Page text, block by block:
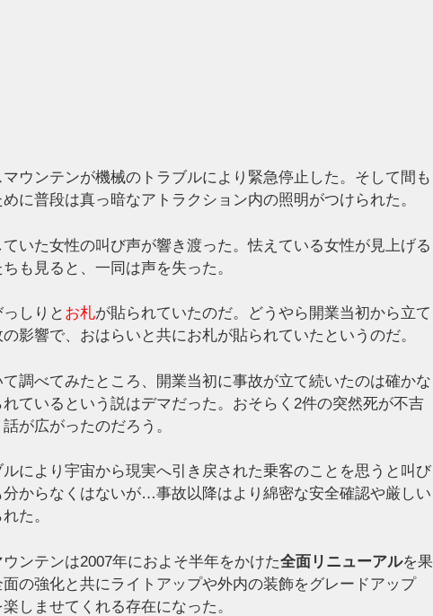
ウンテンが機械のトラブルにより緊急停止した。そして間も
に普段は真っ暗なアトラクション内の照明がつけられた。
いた女性の叫び声が響き渡った。怯えている女性が見上げる
も見ると、一同は声を失った。
しりと お札が貼られていたのだ。どうやら開業当初から立て
影響で、おはらいと共にお札が貼られていたというのだ。
調べてみたところ、開業当初に事故が立て続いたのは確かな
れているという説はデマだった。おそらく2件の突然死が不吉
が広がったのだろう。
ルにより宇宙から現実へ引き戻された乗客のことを思うと叫び
分からなくはないが…事故以降はより綿密な安全確認や厳しい
た。
ンテンは2007年におよそ半年をかけた全面リニューアルを果
の強化と共にライトアップや外内の装飾をグレードアップ
しませてくれる存在になった。